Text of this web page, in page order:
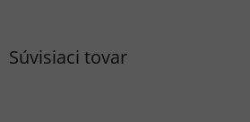
Súvisiaci tovar